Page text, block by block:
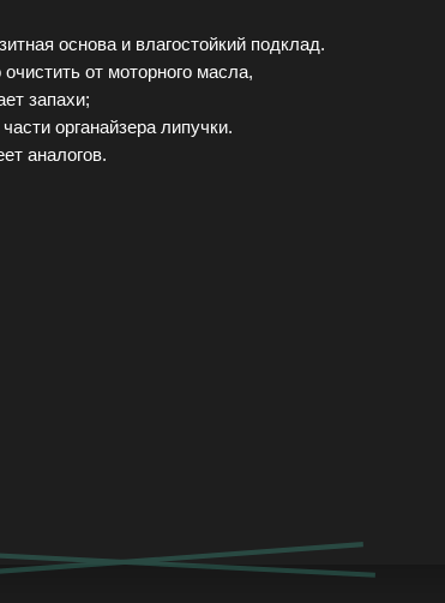
основа и влагостойкий подклад.
от моторного масла,
запахи;
органайзера липучки.
аналогов.
д. Ордынцы, Садовая ул., 1А